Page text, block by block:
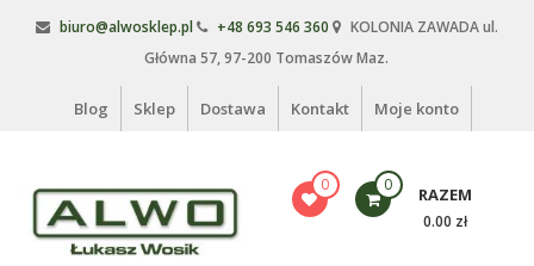
biuro@alwosklep.pl +48 693 546 360
KOLONIA ZAWADA ul.
Główna 57, 97-200 Tomaszów Maz.
Blog Sklep Dostawa Kontakt Moje konto
0 0 RAZEM
0.00 zł